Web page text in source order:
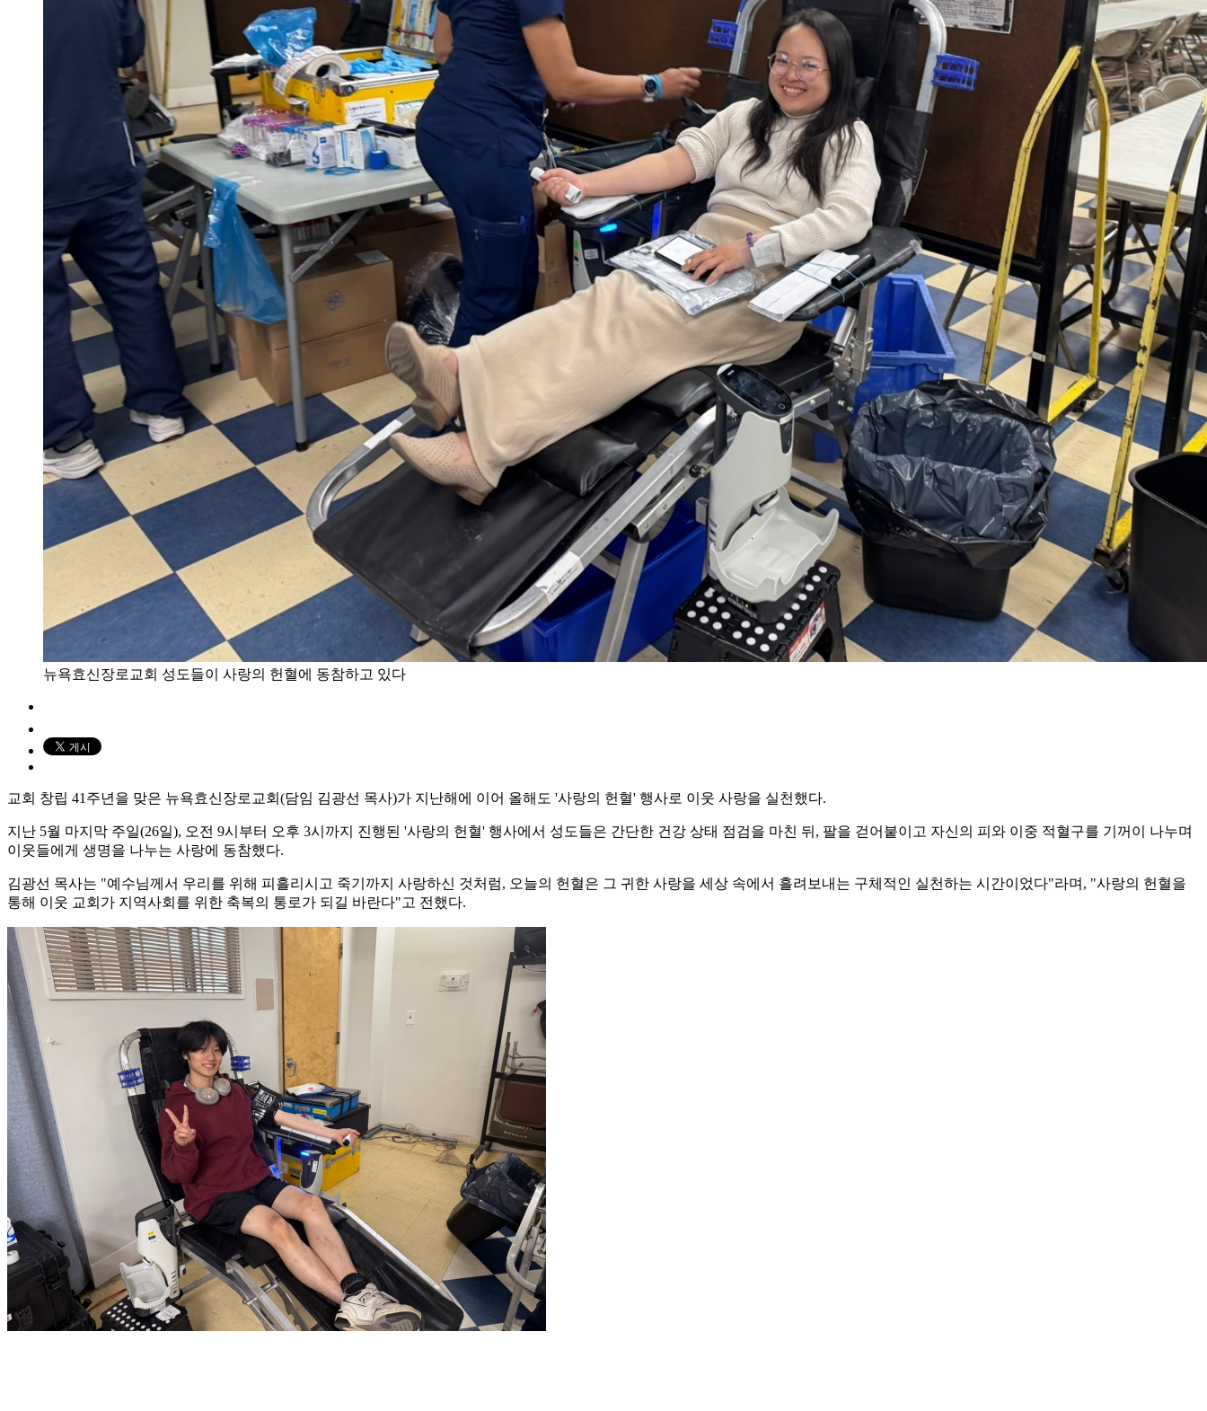
뉴욕효신장로교회 성도들이 사랑의 헌혈에 동참하고 있다
교회 창립 41주년을 맞은 뉴욕효신장로교회(담임 김광선 목사)가 지난해에 이어 올해도 '사랑의 헌혈' 행사로 이웃 사랑을 실천했다.
지난 5월 마지막 주일(26일), 오전 9시부터 오후 3시까지 진행된 '사랑의 헌혈' 행사에서 성도들은 간단한 건강 상태 점검을 마친 뒤, 팔을 걷어붙이고 자신의 피와 이중 적혈구를 기꺼이 나누며
이웃들에게 생명을 나누는 사랑에 동참했다.
김광선 목사는 "예수님께서 우리를 위해 피흘리시고 죽기까지 사랑하신 것처럼, 오늘의 헌혈은 그 귀한 사랑을 세상 속에서 흘려보내는 구체적인 실천하는 시간이었다"라며, "사랑의 헌혈을
통해 이웃 교회가 지역사회를 위한 축복의 통로가 되길 바란다"고 전했다.